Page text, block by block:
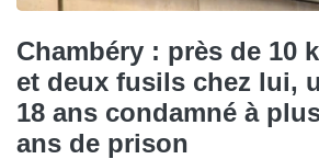
Chambéry : près de 10
et deux fusils chez lui,
18 ans condamné à
ans de prison